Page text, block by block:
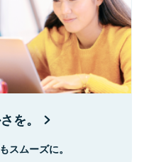
を。
スムーズに。